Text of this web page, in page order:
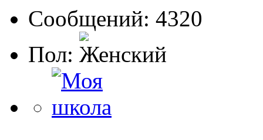
Сообщений: 4320
Пол: